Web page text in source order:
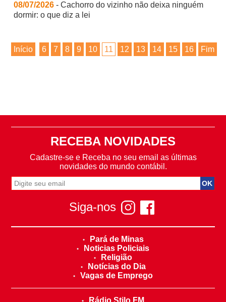
08/07/2026 - Cachorro do vizinho não deixa ninguém
dormir: o que diz a lei
Início 6 7 8 9 10 11 12 13 14 15 16 Fim
RECEBA NOVIDADES
Cadastre-se e Receba no seu email as últimas
novidades do mundo contábil.
Siga-nos
Pará de Minas
Noticias Policiais
Religião
Notícias do Dia
Vagas de Emprego
Rádio Stilo FM